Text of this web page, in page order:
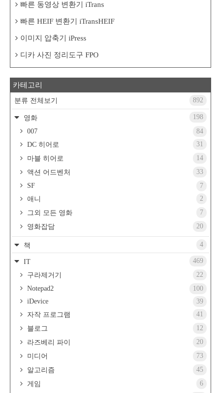
빠른 동영상 변환기 iTrans
빠른 HEIF 변환기 iTransHEIF
이미지 압축기 iPress
디카 사진 정리도구 FPO
카테고리
분류 전체보기 892
영화
198
007
84
DC 히어로
31
마블 히어로
14
액션 어드벤처
33
SF
7
애니
2
그외 모든 영화
7
영화잡담
20
책 4
IT
469
구라제거기
22
Notepad2
100
iDevice
39
자작 프로그램
41
블로그
12
라즈베리 파이
20
미디어
73
알고리즘
45
게임
6